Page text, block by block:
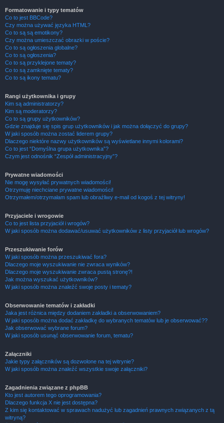
Formatowanie i typy tematów
Co to jest BBCode?
Czy można używać języka HTML?
Co to są są emotikony?
Czy można umieszczać obrazki w poście?
Co to są ogłoszenia globalne?
Co to są ogłoszenia?
Co to są przyklejone tematy?
Co to są zamknięte tematy?
Co to są ikony tematu?
Rangi użytkownika i grupy
Kim są administratorzy?
Kim są moderatorzy?
Co to są grupy użytkowników?
Gdzie znajduje się spis grup użytkowników i jak można dołączyć do grupy?
W jaki sposób można zostać liderem grupy?
Dlaczego niektóre nazwy użytkowników są wyświetlane innymi kolorami?
Co to jest “Domyślna grupa użytkownika”?
Czym jest odnośnik “Zespół administracyjny”?
Prywatne wiadomości
Nie mogę wysyłać prywatnych wiadomości!
Otrzymuję niechciane prywatne wiadomości!
Otrzymałem/otrzymałam spam lub obraźliwy e-mail od kogoś z tej witryny!
Przyjaciele i wrogowie
Co to jest lista przyjaciół i wrogów?
W jaki sposób można dodawać/usuwać użytkowników z listy przyjaciół lub wrogów?
Przeszukiwanie forów
W jaki sposób można przeszukiwać fora?
Dlaczego moje wyszukiwanie nie zwraca wyników?
Dlaczego moje wyszukiwanie zwraca pustą stronę?!
Jak można wyszukać użytkowników?
W jaki sposób można znaleźć swoje posty i tematy?
Obserwowanie tematów i zakładki
Jaka jest różnica między dodaniem zakładki a obserwowaniem?
W jaki sposób można dodać zakładkę do wybranych tematów lub je obserwować??
Jak obserwować wybrane forum?
W jaki sposób usunąć obserwowanie forum, tematu?
Załączniki
Jakie typy załączników są dozwolone na tej witrynie?
W jaki sposób można znaleźć wszystkie swoje załączniki?
Zagadnienia związane z phpBB
Kto jest autorem tego oprogramowania?
Dlaczego funkcja X nie jest dostępna?
Z kim się kontaktować w sprawach nadużyć lub zagadnień prawnych związanych z tą
witryną?